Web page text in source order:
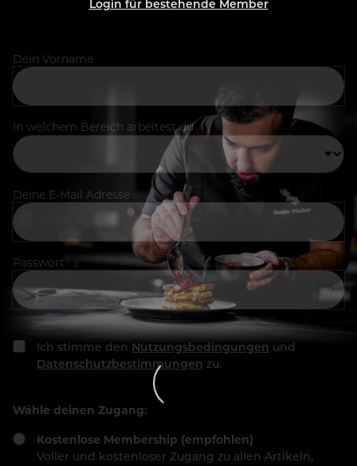
Login für bestehende Member
Dein Vorname
In welchem Bereich arbeitest du
Deine E-Mail Adresse
Passwort
Ich stimme den Nutzungsbedingungen und
Datenschutzbestimmungen zu.
Wähle deinen Zugang:
Kostenlose Membership (empfohlen)
Voller und kostenloser Zugang zu allen Artikeln,